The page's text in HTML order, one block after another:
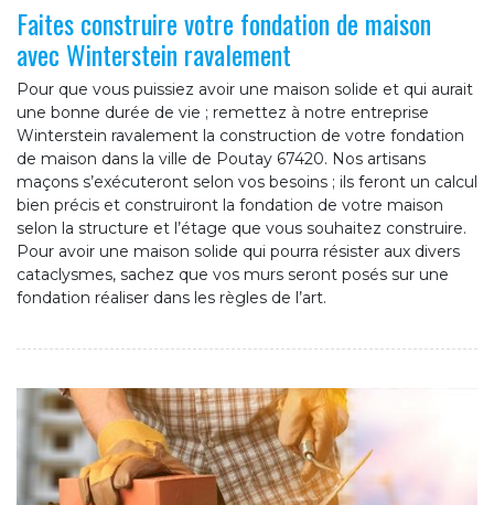
Faites construire votre fondation de maison
avec Winterstein ravalement
Pour que vous puissiez avoir une maison solide et qui aurait
une bonne durée de vie ; remettez à notre entreprise
Winterstein ravalement la construction de votre fondation
de maison dans la ville de Poutay 67420. Nos artisans
maçons s’exécuteront selon vos besoins ; ils feront un calcul
bien précis et construiront la fondation de votre maison
selon la structure et l’étage que vous souhaitez construire.
Pour avoir une maison solide qui pourra résister aux divers
cataclysmes, sachez que vos murs seront posés sur une
fondation réaliser dans les règles de l’art.